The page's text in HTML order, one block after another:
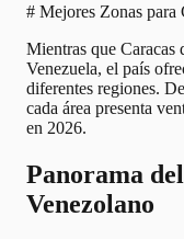
# Mejores Zonas para
Mientras que
Venezuela, el país
diferentes regiones.
cada área presenta
en 2026.
Panorama
Venezolano